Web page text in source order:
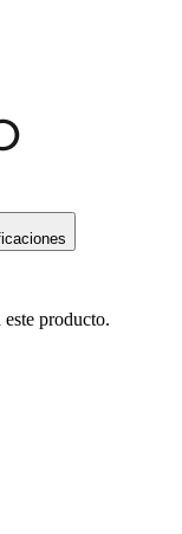
producto.